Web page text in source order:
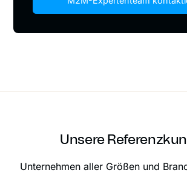
Unsere
Unternehmen aller Größen und